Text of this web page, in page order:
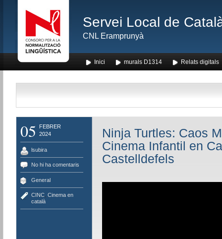
Servei Local de
CNL Eramprunyà
Inici murals D1314 Relats digitals
05
FEBRER
2024
lsubira
No hi ha comentaris
General
CINC, Cinema en
català
Ninja Turtles: Caos
Cinema Infantil en
Castelldefels